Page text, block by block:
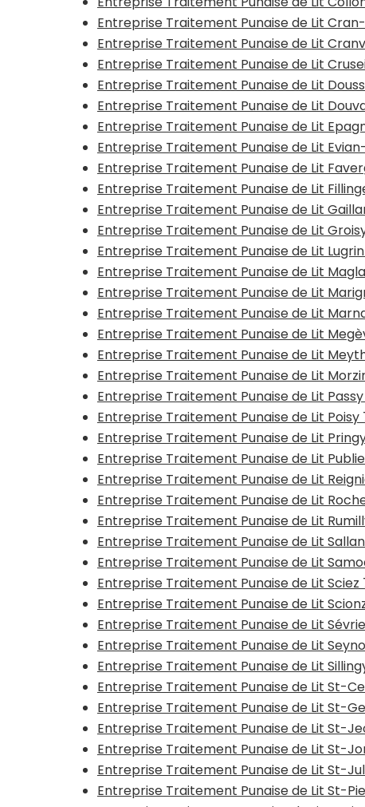
Entreprise Traitement Punaise de Lit
Entreprise Traitement Punaise de Lit
Entreprise Traitement Punaise de Lit
Entreprise Traitement Punaise de Lit
Entreprise Traitement Punaise de Lit
Entreprise Traitement Punaise de Lit
Entreprise Traitement Punaise de Lit
Entreprise Traitement Punaise de Lit
Entreprise Traitement Punaise de Lit
Entreprise Traitement Punaise de Lit
Entreprise Traitement Punaise de Lit
Entreprise Traitement Punaise de Lit
Entreprise Traitement Punaise de Lit
Entreprise Traitement Punaise de Lit
Entreprise Traitement Punaise de Lit
Entreprise Traitement Punaise de Lit
Entreprise Traitement Punaise de Lit
Entreprise Traitement Punaise de Lit
Entreprise Traitement Punaise de Lit Passy
Entreprise Traitement Punaise de Lit Poisy
Entreprise Traitement Punaise de Lit
Entreprise Traitement Punaise de Lit
Entreprise Traitement Punaise de Lit
Entreprise Traitement Punaise de Lit
Entreprise Traitement Punaise de Lit
Entreprise Traitement Punaise de Lit
Entreprise Traitement Punaise de Lit
Entreprise Traitement Punaise de Lit Sciez
Entreprise Traitement Punaise de Lit
Entreprise Traitement Punaise de Lit
Entreprise Traitement Punaise de Lit
Entreprise Traitement Punaise de Lit
Entreprise Traitement Punaise de Lit St-
Entreprise Traitement Punaise de Lit St-
Entreprise Traitement Punaise de Lit St-
Entreprise Traitement Punaise de Lit St-
Entreprise Traitement Punaise de Lit St-
Entreprise Traitement Punaise de Lit St-